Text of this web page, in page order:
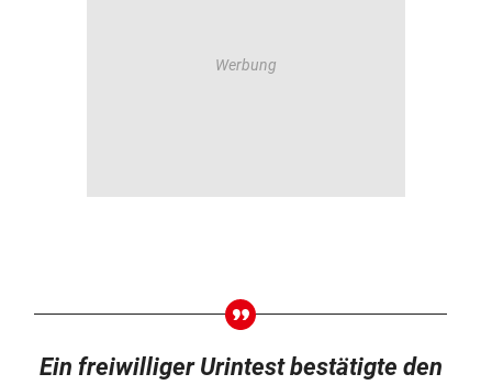
Ein freiwilliger Urintest bestätigte den